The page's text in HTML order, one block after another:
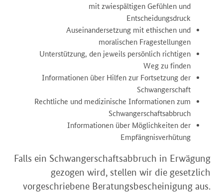
mit zwiespältigen Gefühlen und
Entscheidungsdruck
Auseinandersetzung mit ethischen und
moralischen Fragestellungen
Unterstützung, den jeweils persönlich richtigen
Weg zu finden
Informationen über Hilfen zur Fortsetzung der
Schwangerschaft
Rechtliche und medizinische Informationen zum
Schwangerschaftsabbruch
Informationen über Möglichkeiten der
Empfängnisverhütung
Falls ein Schwangerschaftsabbruch in Erwägung
gezogen wird, stellen wir die gesetzlich
vorgeschriebene Beratungsbescheinigung aus.